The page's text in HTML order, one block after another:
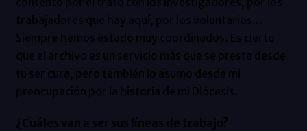
trabajadores que hay aquí, por los voluntarios...
Siempre hemos estado muy coordinados. Es cierto
que el archivo es un servicio más que se presta desde
tu ser cura, pero también lo asumo desde mi
preocupación por la historia de mi Diócesis.
¿Cuáles van a ser sus líneas de trabajo?